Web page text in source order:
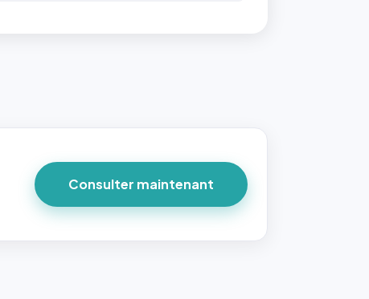
Consulter maintenant